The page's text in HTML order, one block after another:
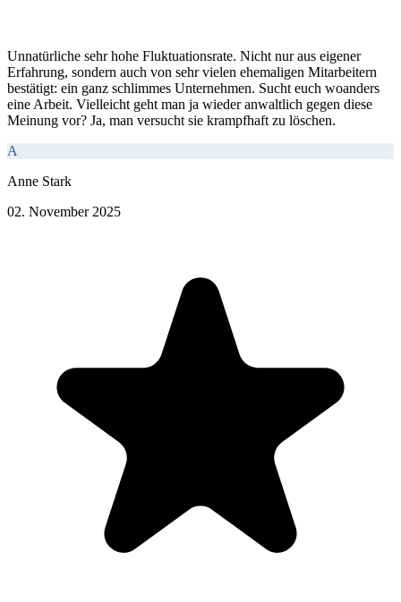
Unnatürliche sehr hohe Fluktuationsrate. Nicht nur aus eigener
Erfahrung, sondern auch von sehr vielen ehemaligen Mitarbeitern
bestätigt: ein ganz schlimmes Unternehmen. Sucht euch woanders
eine Arbeit. Vielleicht geht man ja wieder anwaltlich gegen diese
Meinung vor? Ja, man versucht sie krampfhaft zu löschen.
A
Anne Stark
02. November 2025